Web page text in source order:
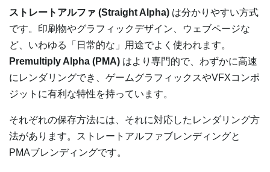
ストレートアルファ (Straight Alpha) は分かりやすい方式
です。印刷物やグラフィックデザイン、ウェブページな
ど、いわゆる「日常的な」用途でよく使われます。
Premultiply Alpha (PMA) はより専門的で、わずかに高速
にレンダリングでき、ゲームグラフィックスやVFXコンポ
ジットに有利な特性を持っています。
それぞれの保存方法には、それに対応したレンダリング方
法があります。ストレートアルファブレンディングと
PMAブレンディングです。